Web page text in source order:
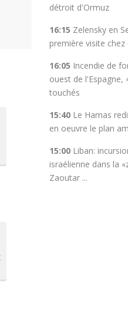
détroit d'Ormuz
16:15 Zelensky en
première visite
16:05 Incendie de
ouest de l'Espagne,
touchés
15:40Le Hamas
en oeuvre le plan
15:00Liban:
israélienne dans la
Zaoutar ...